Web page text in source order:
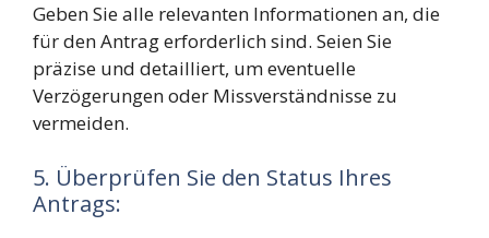
Geben Sie alle relevanten Informationen an, die
für den Antrag erforderlich sind. Seien Sie
präzise und detailliert, um eventuelle
Verzögerungen oder Missverständnisse zu
vermeiden.
5. Überprüfen Sie den Status Ihres
Antrags: